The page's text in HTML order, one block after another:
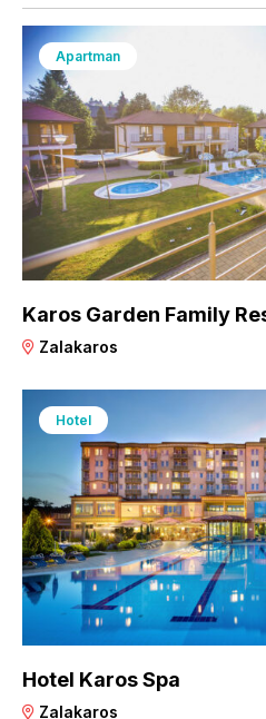
Apartman
Karos Garden Family
Zalakaros
Hotel
Hotel Karos Spa
Zalakaros